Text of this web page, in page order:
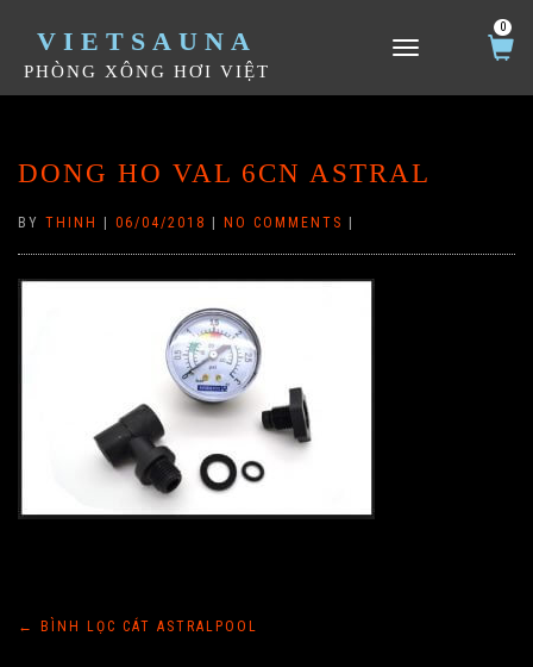
VIETSAUNA
PHÒNG XÔNG HƠI VIỆT
TOGGLE NAVIGATION
0
DONG HO VAL 6CN ASTRAL
BY THINH 06/04/2018 NO COMMENTS
Điều
← BÌNH LỌC CÁT ASTRALPOOL